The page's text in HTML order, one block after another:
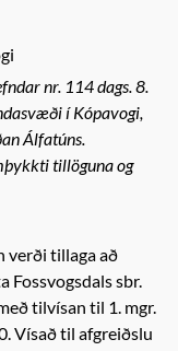
nr. 114 dags. 8.
í Kópavogi,
Álfatúns.
tillöguna og
verði tillaga að
sbr.
tilvísan til 1. mgr.
Vísað til afgreiðslu